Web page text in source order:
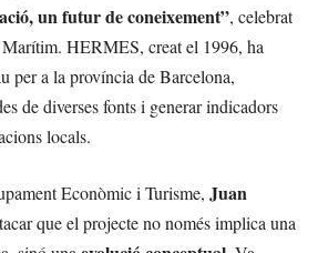
un futur de coneixement”, celebrat
HERMES, creat el 1996, ha
per a la província de Barcelona,
de diverses fonts i generar indicadors
locals.
Econòmic i Turisme, Juan
que el projecte no només implica una